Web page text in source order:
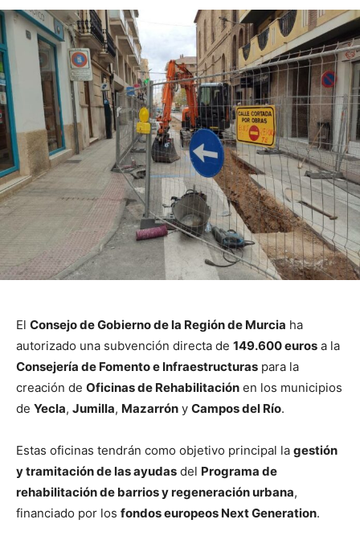
El Consejo de Gobierno de la Región de Murcia ha
autorizado una subvención directa de 149.600 euros a la
Consejería de Fomento e Infraestructuras para la
creación de Oficinas de Rehabilitación en los municipios
de Yecla, Jumilla, Mazarrón y Campos del Río.
Estas oficinas tendrán como objetivo principal la gestión
y tramitación de las ayudas del Programa de
rehabilitación de barrios y regeneración urbana,
financiado por los fondos europeos Next Generation.